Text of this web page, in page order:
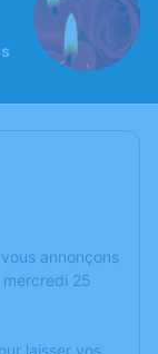
annonçons
mercredi 25
laisser vos